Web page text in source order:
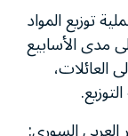
توزيع المواد
225 متطوعاً على مدى الأسابيع
العائلات،